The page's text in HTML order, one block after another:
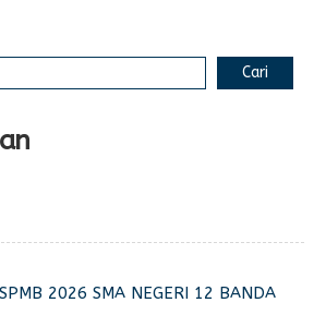
Cari
2026 SMA NEGERI 12 BANDA